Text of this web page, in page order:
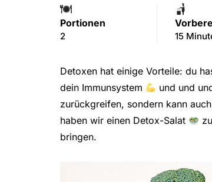
Portionen
2 15
Detoxen hat einige Vorteile: du
dein Immunsystem
und und
zurückgreifen, sondern kann
haben wir einen Detox-Salat
bringen.